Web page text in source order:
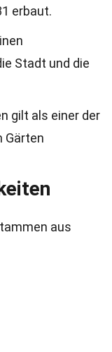
erbaut.
Stadt und die
gilt als einer der
Gärten
aus